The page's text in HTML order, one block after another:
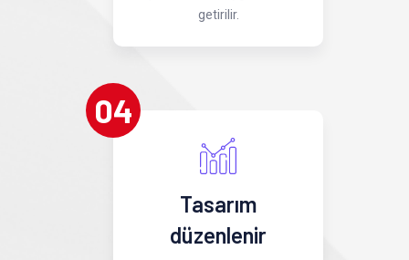
getirilir.
04
Tasarım
düzenlenir